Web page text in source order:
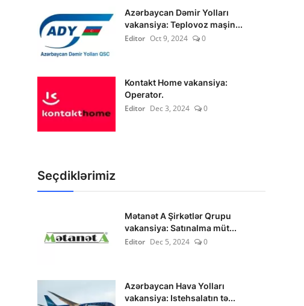
Azərbaycan Dəmir Yolları
vakansiya: Teplovoz maşin...
Editor Oct 9, 2024 0
Kontakt Home vakansiya:
Operator.
Editor Dec 3, 2024 0
Seçdiklərimiz
Mətanət A Şirkətlər Qrupu
vakansiya: Satınalma müt...
Editor Dec 5, 2024 0
Azərbaycan Hava Yolları
vakansiya: Istehsalatın tə...